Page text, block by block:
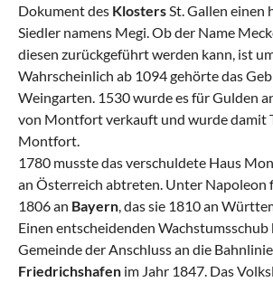
Dokument des Klosters St. Gallen einen
Siedler namens Megi. Ob der Name
diesen zurückgeführt werden kann, ist
Wahrscheinlich ab 1094 gehörte das
Weingarten. 1530 wurde es für Gulden
von Montfort verkauft und wurde damit
Montfort.
1780 musste das verschuldete Haus
an Österreich abtreten. Unter Napoleon
1806 an Bayern , das sie 1810 an
Einen entscheidenden
Gemeinde der Anschluss an die Bahnlinie
Friedrichshafen im Jahr 1847. Das